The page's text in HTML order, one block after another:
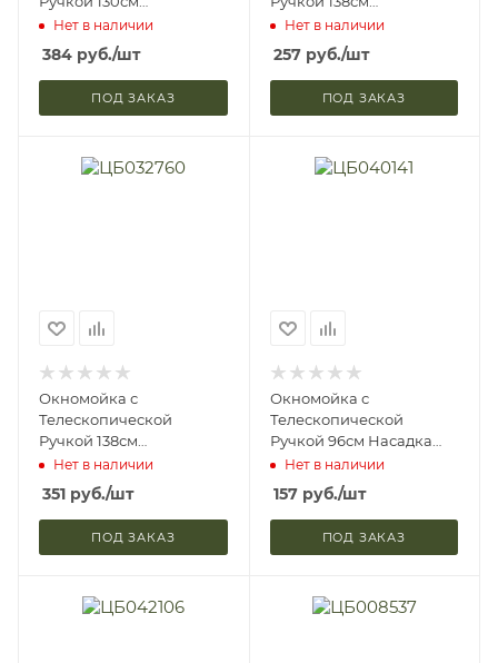
Двухсторонняя Скребок
+ Микрофибра 29см
Vetta 444-315
Нет в наличии
384 руб./шт
ПОД ЗАКАЗ
Двухсторонняя Скребок
+ Микрофибра CW-2413
Vetta 444-254
Нет в наличии
257руб./шт
ПОД ЗАКАЗ
Окномойка с
Телескопической
Ручкой 138см
Двухсторонняя Скребок
+ Микрофибра Vetta
444-255
Нет в наличии
351 руб./шт
ПОД ЗАКАЗ
Окномойка с
Телескопической
Ручкой 96см Насадка
20см Ветта 444-332
Нет в наличии
157руб./шт
ПОД ЗАКАЗ